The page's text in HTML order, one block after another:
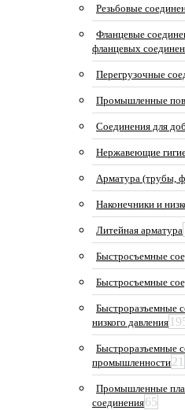
Резьбовые
Фланцевые
фланцевых
Перегрузочные
Промышленные
Соединения для
Нержавеющие
Арматура (трубы,
Наконечники и
Литейная арматура
Быстросъемные
Быстросъемные
Быстроразъемные
низкого давления
Быстроразъемные
промышленности21
Промышленные
соединения65